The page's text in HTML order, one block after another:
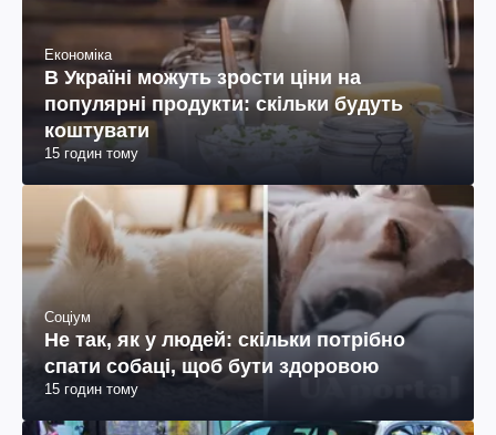
Економіка
В Україні можуть зрости ціни на
популярні продукти: скільки будуть
коштувати
15 годин тому
Соціум
Не так, як у людей: скільки потрібно
спати собаці, щоб бути здоровою
15 годин тому